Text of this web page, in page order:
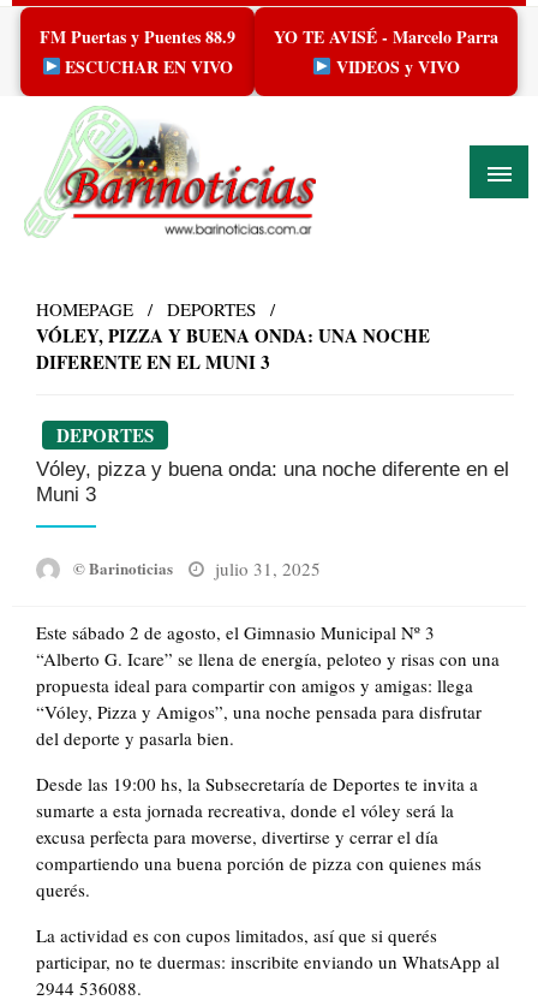
Skip
content
FM Puertas y Puentes 88.9
ESCUCHAR EN VIVO
YO TE AVISÉ - Marcelo Parra
VIDEOS y VIVO
HOMEPAGE DEPORTES
VÓLEY, PIZZA Y BUENA ONDA: UNA NOCHE
DIFERENTE EN EL MUNI 3
DEPORTES
Vóley, pizza y buena onda: una noche diferente en el
Muni 3
© Barinoticias
Posted
julio 31, 2025
Este sábado 2 de agosto, el Gimnasio Municipal Nº 3
“Alberto G. Icare” se llena de energía, peloteo y risas con una
propuesta ideal para compartir con amigos y amigas: llega
“Vóley, Pizza y Amigos”, una noche pensada para disfrutar
del deporte y pasarla bien.
Desde las 19:00 hs, la Subsecretaría de Deportes te invita a
sumarte a esta jornada recreativa, donde el vóley será la
excusa perfecta para moverse, divertirse y cerrar el día
compartiendo una buena porción de pizza con quienes más
querés.
La actividad es con cupos limitados, así que si querés
participar, no te duermas: inscribite enviando un WhatsApp al
2944 536088.